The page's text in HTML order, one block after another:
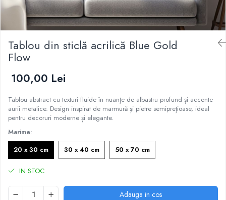
Tablou din sticlă acrilică Blue Gold
Flow
100,00 Lei
Tablou abstract cu texturi fluide în nuanțe de albastru profund și accente
aurii metalice. Design inspirat de marmură și pietre semiprețioase, ideal
pentru decoruri moderne și elegante.
Marime:
20 x 30 cm
30 x 40 cm 50 x 70 cm
IN STOC
Adauga in cos